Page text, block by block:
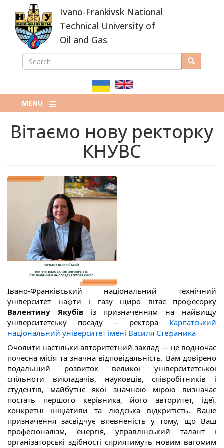
main
content
Ivano-Frankivsk National
Technical University of
Oil and Gas
ПОШУКОВА
SEARCH Search
MENU
Вітаємо нову ректорку
КНУВС
Івано-Франківський національний технічний
Валентину Якубів із призначенням на найвищу
університетську посаду – ректора Карпатський
національний університет імені Василя Стефаника
Очолити настільки авторитетний заклад — це водночас
почесна місія та значна відповідальність. Вам довірено
подальший розвиток великої університетської
спільноти викладачів, науковців, співробітників і
студентів, майбутнє якої значною мірою визначає
постать першого керівника, його авторитет, ідеї,
конкретні ініціативи та людська відкритість. Ваше
призначення засвідчує впевненість у тому, що Ваш
професіоналізм, енергія, управлінський талант і
організаторські здібності сприятимуть новим вагомим